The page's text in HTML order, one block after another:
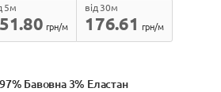
5м
грн/м
176.61
від 30м
грн/м
97% Бавовна 3% Еластан